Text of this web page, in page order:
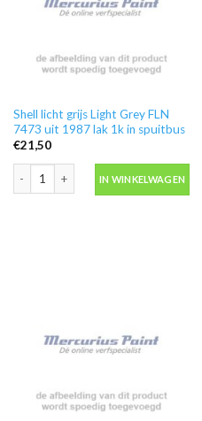
Shell licht grijs Light Grey FLN
7473 uit 1987 lak 1k in spuitbus
€21,50
Shell licht grijs Light Grey FLN 7473
IN WINKELWAGEN